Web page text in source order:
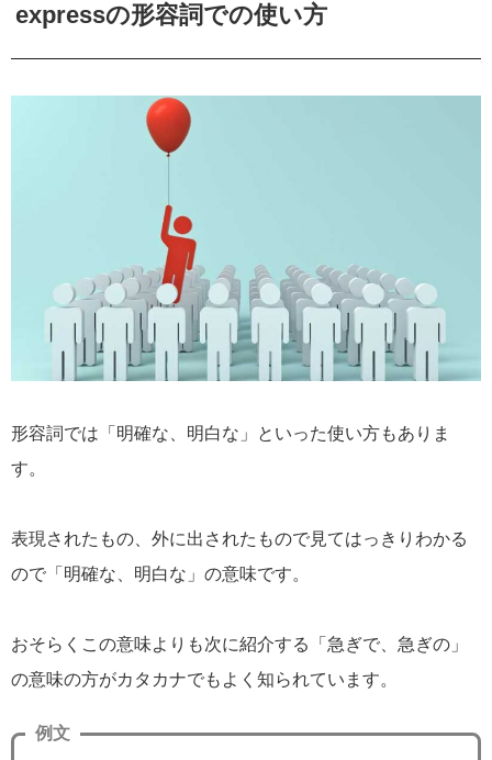
expressの形容詞での使い方
形容詞では「明確な、明白な」といった使い方もありま
す。
表現されたもの、外に出されたもので見てはっきりわかる
ので「明確な、明白な」の意味です。
おそらくこの意味よりも次に紹介する「急ぎで、急ぎの」
の意味の方がカタカナでもよく知られています。
例文